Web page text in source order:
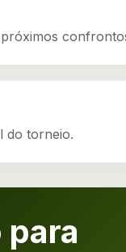
do torneio.